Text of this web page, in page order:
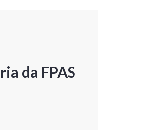
da FPAS